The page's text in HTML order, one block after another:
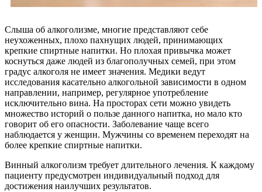
Слыша об алкоголизме, многие представляют себе
неухоженных, плохо пахнущих людей, принимающих
крепкие спиртные напитки. Но плохая привычка может
коснуться даже людей из благополучных семей, при этом
градус алкоголя не имеет значения. Медики ведут
исследования касательно алкогольной зависимости в одном
направлении, например, регулярное употребление
исключительно вина. На просторах сети можно увидеть
множество историй о пользе данного напитка, но мало кто
говорит об его опасности. Заболевание чаще всего
наблюдается у женщин. Мужчины со временем переходят на
более крепкие спиртные напитки.
Винный алкоголизм требует длительного лечения. К каждому
пациенту предусмотрен индивидуальный подход для
достижения наилучших результатов.